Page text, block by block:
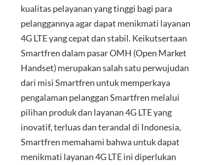
kualitas pelayanan yang tinggi bagi para
pelanggannya agar dapat menikmati layanan
4G LTE yang cepat dan stabil. Keikutsertaan
Smartfren dalam pasar OMH (Open Market
Handset) merupakan salah satu perwujudan
dari misi Smartfren untuk memperkaya
pengalaman pelanggan Smartfren melalui
pilihan produk dan layanan 4G LTE yang
inovatif, terluas dan terandal di Indonesia,
Smartfren memahami bahwa untuk dapat
menikmati layanan 4G LTE ini diperlukan